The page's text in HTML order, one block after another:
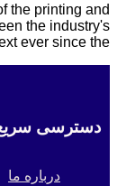
the printing and
the industry's
ever since the...
دسترسی سریع
درباره ما